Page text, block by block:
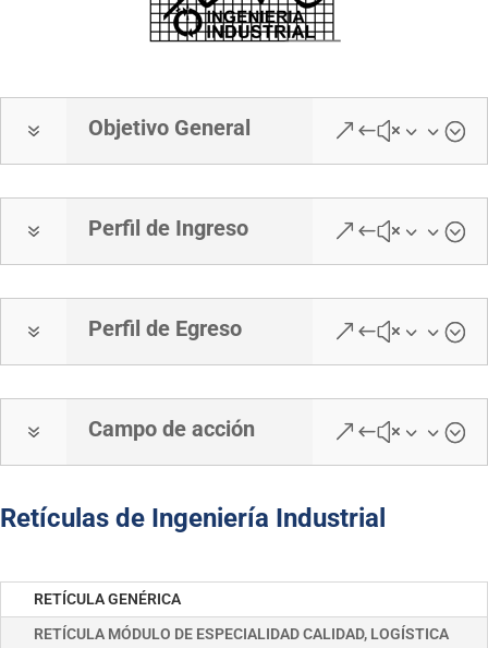
7 Objetivo General &#x33;
7 Perfil de Ingreso &#x33;
7 Perfil de Egreso &#x33;
7 Campo de acción &#x33;
Retículas de Ingeniería Industrial
RETÍCULA GENÉRICA
RETÍCULA MÓDULO DE ESPECIALIDAD CALIDAD, LOGÍSTICA